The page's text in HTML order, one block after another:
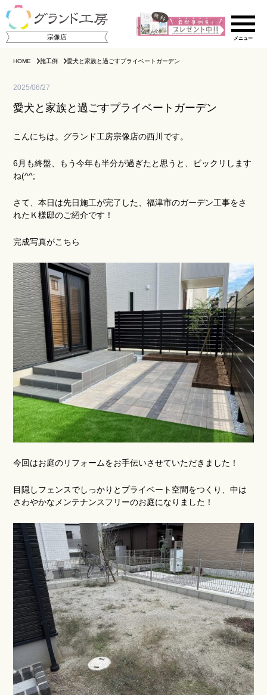
宗像店
ご相談の流れ
お客様の声
スタッフブログ
HOME 施工例 愛犬と家族と過ごすプライベートガーデン
2025/06/27
愛犬と家族と過ごすプライベートガーデン
こんにちは。グランド工房宗像店の西川です。
6月も終盤、もう今年も半分が過ぎたと思うと、ビックリします
ね(^^;
さて、本日は先日施工が完了した、福津市のガーデン工事をさ
れたＫ様邸のご紹介です！
完成写真がこちら
今回はお庭のリフォームをお手伝いさせていただきました！
目隠しフェンスでしっかりとプライベート空間をつくり、中は
さわやかなメンテナンスフリーのお庭になりました！